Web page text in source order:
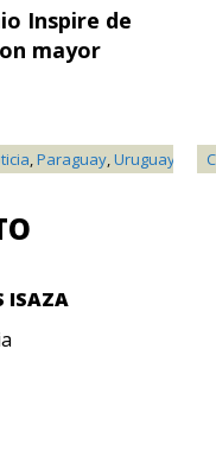
,Paraguay,Uruguay
Inspire de
mayor
ISAZA